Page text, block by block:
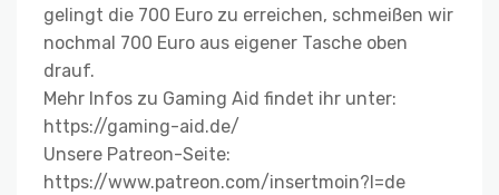
gelingt die 700 Euro zu erreichen, schmeißen wir
nochmal 700 Euro aus eigener Tasche oben
drauf.
Mehr Infos zu Gaming Aid findet ihr unter:
https://gaming-aid.de/
Unsere Patreon-Seite:
https://www.patreon.com/insertmoin?l=de